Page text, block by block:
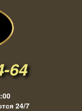
64
24/7